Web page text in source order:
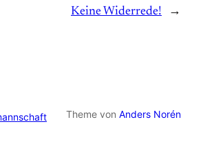
Keine Widerrede!
→
Theme von Anders Norén